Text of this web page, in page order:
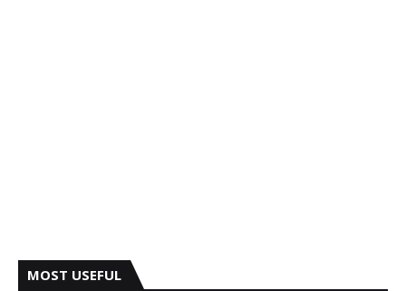
MOST USEFUL